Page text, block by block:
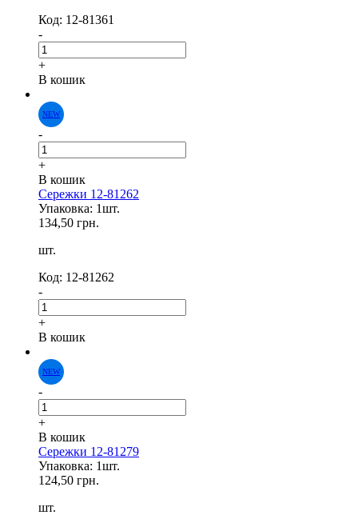
Код: 12-81361
-
+
В кошик
NEW
-
+
В кошик
Сережки 12-81262
Упаковка: 1шт.
134,50 грн.
шт.
Код: 12-81262
-
+
В кошик
-
+
В кошик
Сережки 12-81279
Упаковка: 1шт.
124,50 грн.
шт.